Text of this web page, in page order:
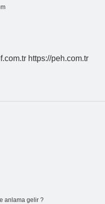
https://peh.com.tr
anlama gelir ?